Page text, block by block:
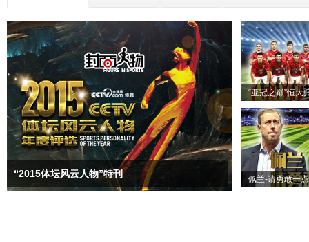
“2015体坛风云人物”特刊
“亚冠之巅”恒大
佩兰-请勇敢一点